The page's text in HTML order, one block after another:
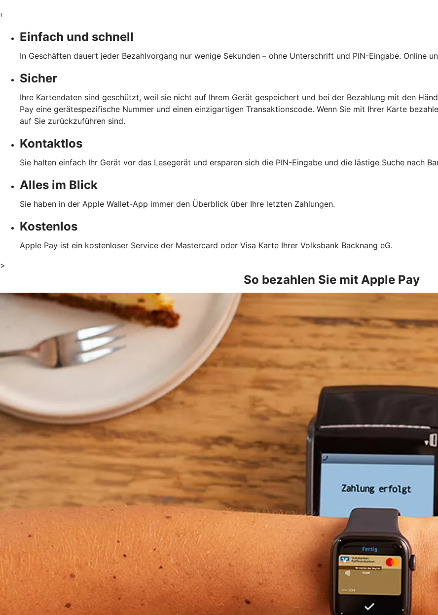
‹
Einfach und schnell
In Geschäften dauert jeder Bezahlvorgang nur wenige Sekunden – ohne Unterschrift und PIN-Eingabe. Online
Sicher
Ihre Kartendaten sind geschützt, weil sie nicht auf Ihrem Gerät gespeichert und bei der Bezahlung mit den
Pay eine gerätespezifische Nummer und einen einzigartigen Transaktionscode. Wenn Sie mit Ihrer Karte
auf Sie zurückzuführen sind.
Kontaktlos
Sie halten einfach Ihr Gerät vor das Lesegerät und ersparen sich die PIN-Eingabe und die lästige Suche nach
Alles im Blick
Sie haben in der Apple Wallet-App immer den Überblick über Ihre letzten Zahlungen.
Kostenlos
Apple Pay ist ein kostenloser Service der Mastercard oder Visa Karte Ihrer Volksbank Backnang eG.
>
So bezahlen Sie mit Apple Pay